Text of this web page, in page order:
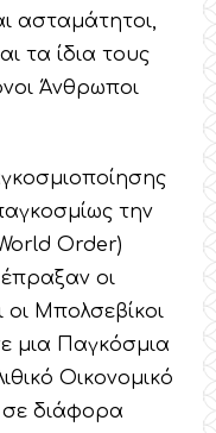
ασταμάτητοι,
τα ίδια τους
Άνθρωποι
την
Order)
οι
οι Μπολσεβίκοι
μια Παγκόσμια
Οικονομικό
διάφορα